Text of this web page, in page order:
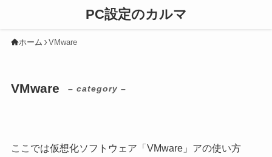
PC設定のカルマ
ホーム VMware
VMware – category –
ここでは仮想化ソフトウェア「VMware」アの使い方